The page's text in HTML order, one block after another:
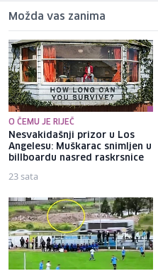
Možda vas zanima
O ČEMU JE RIJEČ
Nesvakidašnji prizor u Los
Angelesu: Muškarac snimljen u
billboardu nasred raskrsnice
23 sata